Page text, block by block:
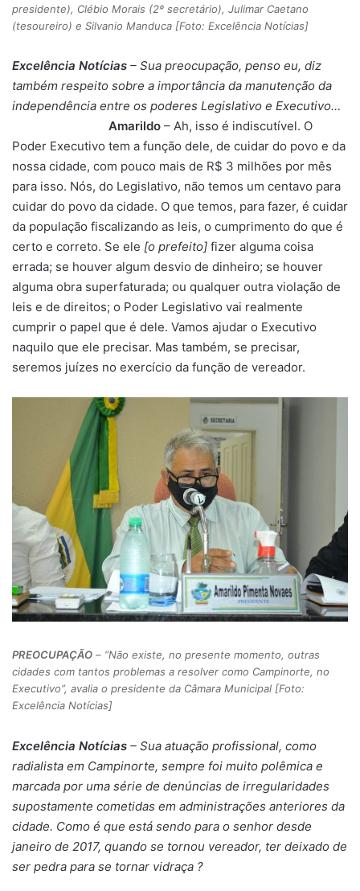
presidente), Clébio Morais (2º secretário), Julimar Caetano
(tesoureiro) e Silvanio Manduca [Foto: Excelência Notícias]
Excelência Notícias – Sua preocupação, penso eu, diz
também respeito sobre a importância da manutenção da
independência entre os poderes Legislativo e Executivo…
Amarildo – Ah, isso é indiscutível. O
Poder Executivo tem a função dele, de cuidar do povo e da
nossa cidade, com pouco mais de R$ 3 milhões por mês
para isso. Nós, do Legislativo, não temos um centavo para
cuidar do povo da cidade. O que temos, para fazer, é cuidar
da população fiscalizando as leis, o cumprimento do que é
certo e correto. Se ele [o prefeito] fizer alguma coisa
errada; se houver algum desvio de dinheiro; se houver
alguma obra superfaturada; ou qualquer outra violação de
leis e de direitos; o Poder Legislativo vai realmente
cumprir o papel que é dele. Vamos ajudar o Executivo
naquilo que ele precisar. Mas também, se precisar,
seremos juízes no exercício da função de vereador.
PREOCUPAÇÃO – “Não existe, no presente momento, outras
cidades com tantos problemas a resolver como Campinorte, no
Executivo”, avalia o presidente da Câmara Municipal [Foto:
Excelência Notícias]
Excelência Notícias – Sua atuação profissional, como
radialista em Campinorte, sempre foi muito polêmica e
marcada por uma série de denúncias de irregularidades
supostamente cometidas em administrações anteriores da
cidade. Como é que está sendo para o senhor desde
janeiro de 2017, quando se tornou vereador, ter deixado de
ser pedra para se tornar vidraça ?